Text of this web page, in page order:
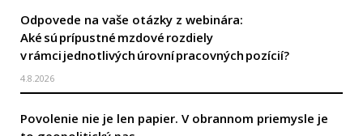
Odpovede na vaše otázky z webinára:
Aké sú prípustné mzdové rozdiely
v rámci jednotlivých úrovní pracovných pozícií?
4.8.2026
Povolenie nie je len papier. V obrannom priemysle je